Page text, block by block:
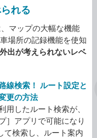
れる
マップの大幅な機能
場所の記録機能を使知
出が考えられないレベ
線検索！ ルート設定と
更の方法
用したルート検索が、
］アプリで可能になり
て検索し、ルート案内